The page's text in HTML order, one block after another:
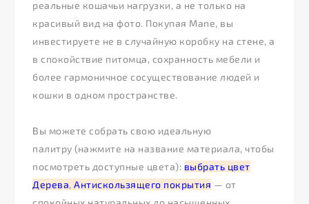
реальные кошачьи нагрузки, а не только на
красивый вид на фото. Покупая Mane, вы
инвестируете не в случайную коробку на стене, а
в спокойствие питомца, сохранность мебели и
более гармоничное сосуществование людей и
кошки в одном пространстве.
Вы можете собрать свою идеальную
палитру (нажмите на название материала, чтобы
посмотреть доступные цвета): выбрать цвет
Дерева,Антискользящего покрытия — от